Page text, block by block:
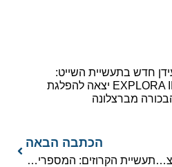
חדש בתעשיית השייט:
EXPLORA III יצאה להפלגת
מברצלונה
Silver Origin הצטרפה לצי באופן רשמי
הכתבה הבאה
תעשיית הקרוזים: המספרים מאחורי משבר הקורונה